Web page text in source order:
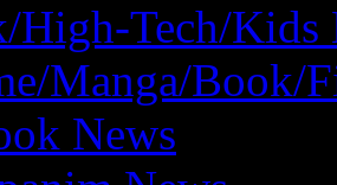
High-Tech/Kids
Manga/Book/
News